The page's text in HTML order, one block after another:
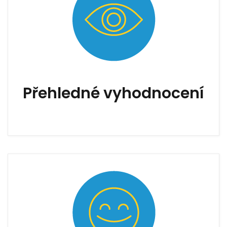
Přehledné vyhodnocení